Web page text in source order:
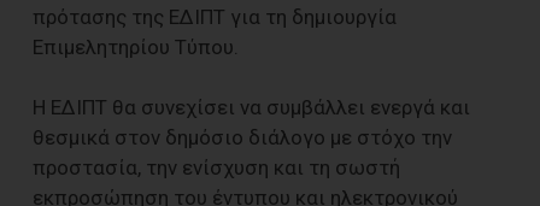
πρότασης της ΕΔΙΠΤ για τη δημιουργία
Επιμελητηρίου Τύπου.
Η ΕΔΙΠΤ θα συνεχίσει να συμβάλλει ενεργά και
θεσμικά στον δημόσιο διάλογο με στόχο την
προστασία, την ενίσχυση και τη σωστή
εκπροσώπηση του έντυπου και ηλεκτρονικού